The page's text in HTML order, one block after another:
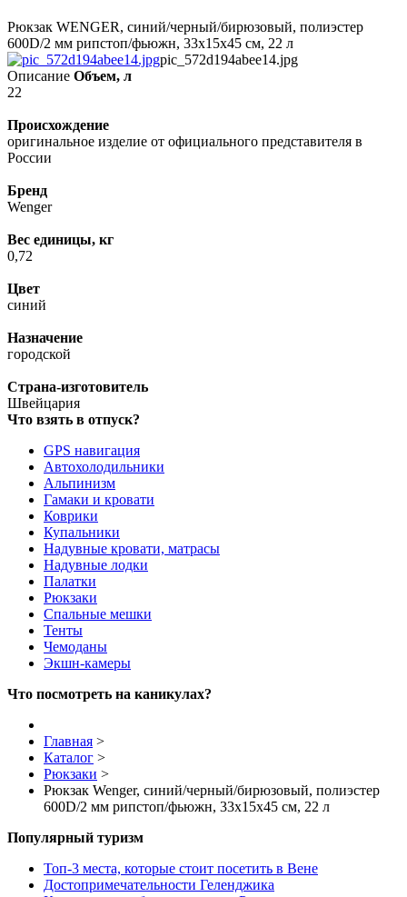
Рюкзак WENGER, синий/черный/бирюзовый, полиэстер
600D/2 мм рипстоп/фьюжн, 33x15x45 см, 22 л
pic_572d194abee14.jpg
Описание Объем, л
22
Происхождение
оригинальное изделие от официального представителя в
России
Бренд
Wenger
Вес единицы, кг
0,72
Цвет
синий
Назначение
городской
Страна-изготовитель
Швейцария
Что взять в отпуск?
GPS навигация
Автохолодильники
Альпинизм
Гамаки и кровати
Коврики
Купальники
Надувные кровати, матрасы
Надувные лодки
Палатки
Рюкзаки
Спальные мешки
Тенты
Чемоданы
Экшн-камеры
Что посмотреть на каникулах?
Главная >
Каталог >
Рюкзаки >
Рюкзак Wenger, синий/черный/бирюзовый, полиэстер
600D/2 мм рипстоп/фьюжн, 33x15x45 см, 22 л
Популярный туризм
Топ-3 места, которые стоит посетить в Вене
Достопримечательности Геленджика